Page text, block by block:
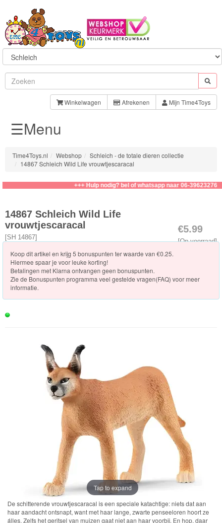
Winkelwagen Afrekenen Mijn Time4Toys
Sylvanian
Families
Aquabeads
Baby
Born
Baby
Knuffels
Schleich
Nieuwe
artikelen
2023
Dinosaurs
ELDRADOR®
CREATURES
Boerderij
Bayala
☰Menu
Time4Toys.nl Webshop
Schleich - de totale dieren collectie
14867 Schleich Wild Life vrouwtjescaracal
+++ Hulp nodig? bel of whatsapp naar 06-39623276
€5.99
[Op voorraad]
14867 Schleich Wild Life
vrouwtjescaracal
[SH 14867]
Koop dit artikel en krijg 5 bonuspunten ter waarde van €0.25.
Hiermee spaar je voor leuke korting!
Betalingen met Klarna ontvangen geen bonuspunten.
Zie de Bonuspunten programma veel gestelde vragen(FAQ) voor meer
informatie.
Tap to expand
De schitterende vrouwtjescaracal is een speciale katachtige: niets dat aan
haar aandacht ontsnapt, want met haar lange, zwarte penseeloren hoort ze
álles. Zelfs het geritsel van muizen gaat niet aan haar voorbij. En hop, daar